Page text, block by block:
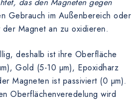
das den Magneten gegen
Gebrauch im Außenbereich oder
Magnet an zu oxidieren.
deshalb ist ihre Oberfläche
Gold (5-10 µm), Epoxidharz
Magneten ist passiviert (0 µm).
Oberflächenveredelung wird